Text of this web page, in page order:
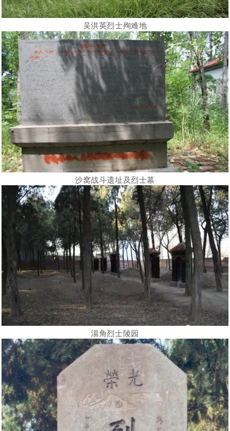
吴洪英烈士殉难地
沙窝战斗遗址及烈士墓
淄角烈士陵园